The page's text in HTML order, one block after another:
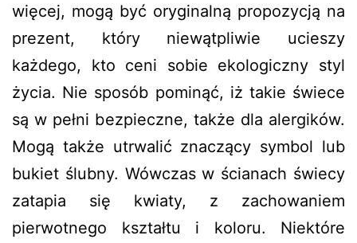
więcej, mogą być oryginalną propozycją na
prezent, który niewątpliwie ucieszy
każdego, kto ceni sobie ekologiczny styl
życia. Nie sposób pominąć, iż takie świece
są w pełni bezpieczne, także dla alergików.
Mogą także utrwalić znaczący symbol lub
bukiet ślubny. Wówczas w ścianach świecy
zatapia się kwiaty, z zachowaniem
pierwotnego kształtu i koloru. Niektóre